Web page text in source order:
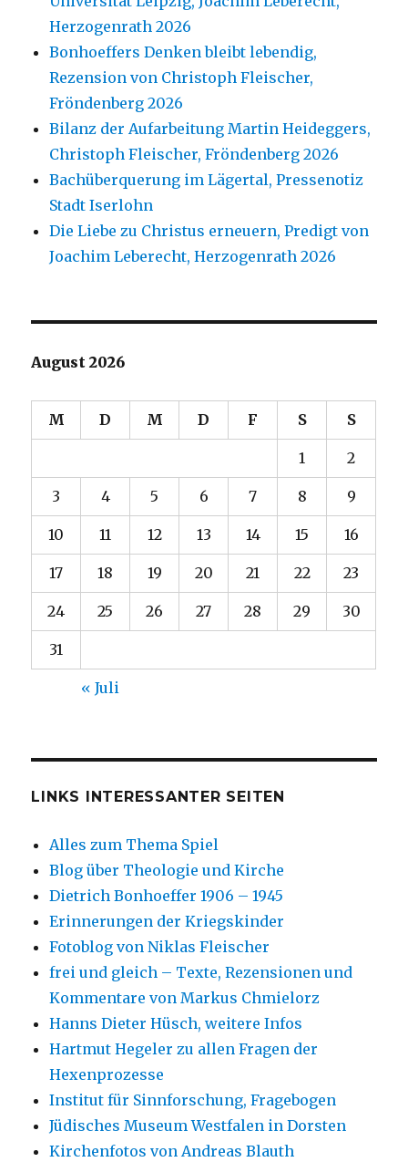
Herzogenrath 2026
Bonhoeffers Denken bleibt lebendig,
Rezension von Christoph Fleischer,
Fröndenberg 2026
Bilanz der Aufarbeitung Martin Heideggers,
Christoph Fleischer, Fröndenberg 2026
Bachüberquerung im Lägertal, Pressenotiz
Stadt Iserlohn
Die Liebe zu Christus erneuern, Predigt von
Joachim Leberecht, Herzogenrath 2026
August 2026
M D M D F S S
1 2
3 4 5 6 7 8 9
10 11 12 13 14 15 16
17 18 19 20 21 22 23
24 25 26 27 28 29 30
31
« Juli
LINKS INTERESSANTER SEITEN
Alles zum Thema Spiel
Blog über Theologie und Kirche
Dietrich Bonhoeffer 1906 – 1945
Erinnerungen der Kriegskinder
Fotoblog von Niklas Fleischer
frei und gleich – Texte, Rezensionen und
Kommentare von Markus Chmielorz
Hanns Dieter Hüsch, weitere Infos
Hartmut Hegeler zu allen Fragen der
Hexenprozesse
Institut für Sinnforschung, Fragebogen
Jüdisches Museum Westfalen in Dorsten
Kirchenfotos von Andreas Blauth